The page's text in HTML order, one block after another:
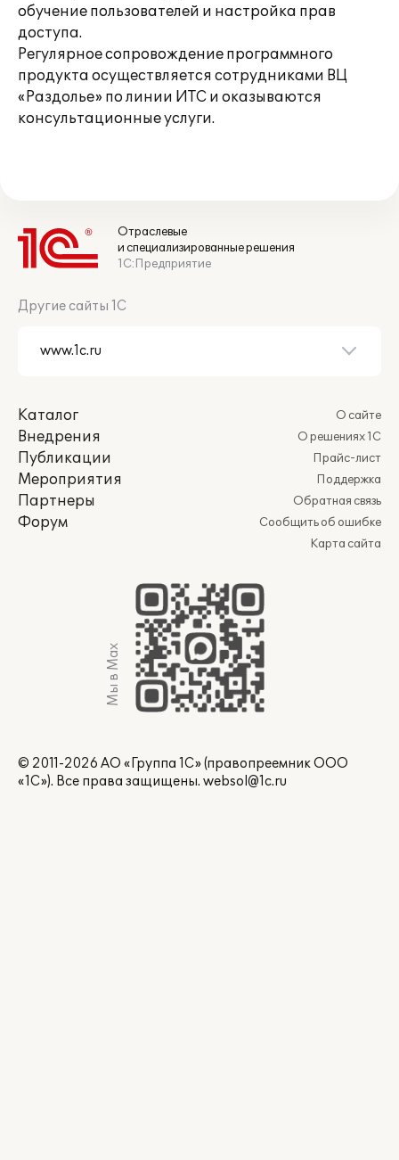
обучение пользователей и настройка прав
доступа.
Регулярное сопровождение программного
продукта осуществляется сотрудниками ВЦ
«Раздолье» по линии ИТС и оказываются
консультационные услуги.
Отраслевые
и специализированные решения
1С:Предприятие
Другие сайты 1С
Каталог
Внедрения
Публикации
Мероприятия
Партнеры
Форум
О сайте
О решениях 1С
Прайс-лист
Поддержка
Обратная связь
Сообщить об ошибке
Карта сайта
Мы в Max
© 2011-2026 АО «Группа 1С» (правопреемник ООО
«1С»). Все права защищены. websol@1c.ru